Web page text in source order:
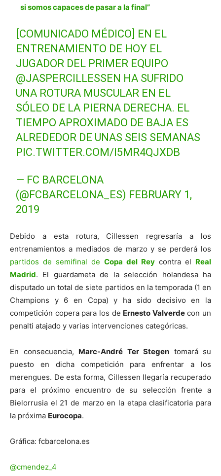
si somos capaces de pasar a la final”
[COMUNICADO MÉDICO] EN EL
ENTRENAMIENTO DE HOY EL
JUGADOR DEL PRIMER EQUIPO
@JASPERCILLESSEN HA SUFRIDO
UNA ROTURA MUSCULAR EN EL
SÓLEO DE LA PIERNA DERECHA. EL
TIEMPO APROXIMADO DE BAJA ES
ALREDEDOR DE UNAS SEIS SEMANAS
PIC.TWITTER.COM/I5MR4QJXDB
— FC BARCELONA
(@FCBARCELONA_ES) FEBRUARY 1,
2019
Debido a esta rotura, Cillessen regresaría a los
entrenamientos a mediados de marzo y se perderá los
partidos de semifinal de Copa del Rey contra el Real
Madrid. El guardameta de la selección holandesa ha
disputado un total de siete partidos en la temporada (1 en
Champions y 6 en Copa) y ha sido decisivo en la
competición copera para los de Ernesto Valverdecon un
penalti atajado y varias intervenciones categóricas.
En consecuencia, Marc-André Ter Stegen tomará su
puesto en dicha competición para enfrentar a los
merengues. De esta forma, Cillessen llegaría recuperado
para el próximo encuentro de su selección frente a
Bielorrusia el 21 de marzo en la etapa clasificatoria para
la próxima Eurocopa.
Gráfica: fcbarcelona.es
@cmendez_4